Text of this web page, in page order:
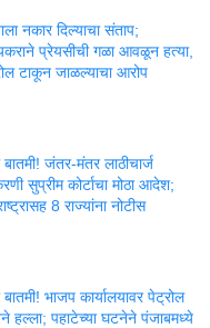
नकार दिल्याचा संताप;
प्रेयसीची गळा आवळून हत्या,
टाकून जाळल्याचा आरोप
बातमी! जंतर-मंतर लाठीचार्ज
सुप्रीम कोर्टाचा मोठा आदेश;
8 राज्यांना नोटीस
बातमी! भाजप कार्यालयावर पेट्रोल
हल्ला; पहाटेच्या घटनेने पंजाबमध्ये